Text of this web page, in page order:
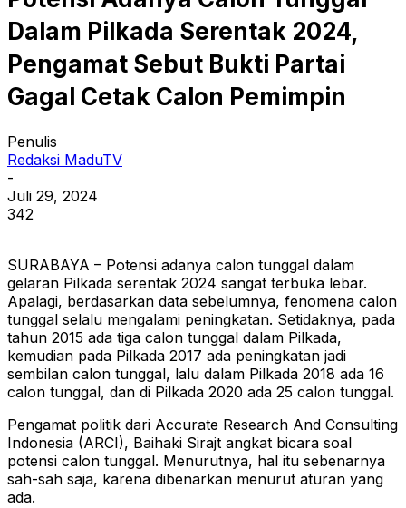
Dalam Pilkada Serentak 2024,
Pengamat Sebut Bukti Partai
Gagal Cetak Calon Pemimpin
Penulis
Redaksi MaduTV
-
Juli 29, 2024
342
SURABAYA – Potensi adanya calon tunggal dalam
gelaran Pilkada serentak 2024 sangat terbuka lebar.
Apalagi, berdasarkan data sebelumnya, fenomena calon
tunggal selalu mengalami peningkatan. Setidaknya, pada
tahun 2015 ada tiga calon tunggal dalam Pilkada,
kemudian pada Pilkada 2017 ada peningkatan jadi
sembilan calon tunggal, lalu dalam Pilkada 2018 ada 16
calon tunggal, dan di Pilkada 2020 ada 25 calon tunggal.
Pengamat politik dari Accurate Research And Consulting
Indonesia (ARCI), Baihaki Sirajt angkat bicara soal
potensi calon tunggal. Menurutnya, hal itu sebenarnya
sah-sah saja, karena dibenarkan menurut aturan yang
ada.